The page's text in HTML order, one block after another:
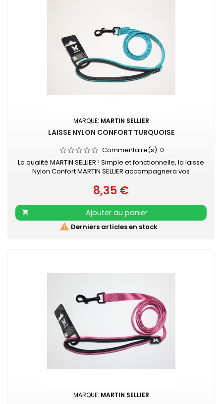
MARQUE: MARTIN SELLIER
LAISSE NYLON CONFORT TURQUOISE
Commentaire(s): 0
La qualité MARTIN SELLIER ! Simple et fonctionnelle, la laisse
Nylon Confort MARTIN SELLIER accompagnera vos
et résistante Poignée renforcée pour plus de confort
Mousqueton laqué noir Retrouvez également les COLLIERS
NYLON CONFORT assortis
Prix
8,35 €

Ajouter au panier
 Derniers articles en stock
MARQUE: MARTIN SELLIER